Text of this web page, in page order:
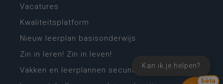
bèta
Kan ik je helpen?
Vacatures
Kwaliteitsplatform
Nieuw leerplan basisonderwijs
Zin in leren! Zin in leven!
Vakken en leerplannen secundair onderwijs